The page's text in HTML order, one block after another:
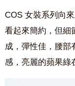
COS 女裝系列向
看起來簡約，但細
成，彈性佳，腰部
感，亮麗的蘋果綠